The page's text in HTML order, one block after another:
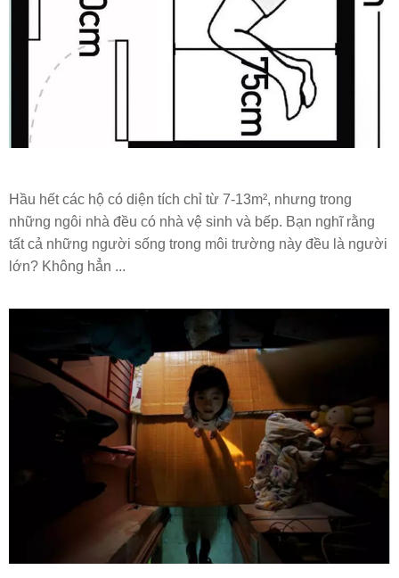
Hầu hết các hộ có diện tích chỉ từ 7-13m², nhưng trong
những ngôi nhà đều có nhà vệ sinh và bếp. Bạn nghĩ rằng
tất cả những người sống trong môi trường này đều là người
lớn? Không hẳn ...